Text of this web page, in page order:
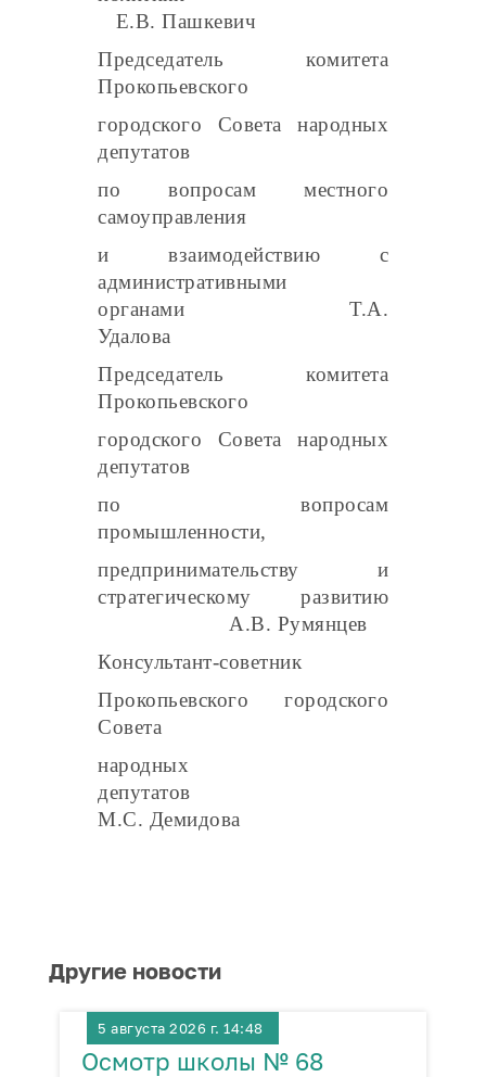
Е.В. Пашкевич
Председатель комитета
Прокопьевского
городского Совета народных
депутатов
по вопросам местного
самоуправления
и взаимодействию с
административными
органами Т.А.
Удалова
Председатель комитета
Прокопьевского
городского Совета народных
депутатов
по вопросам
промышленности,
предпринимательству и
стратегическому развитию
А.В. Румянцев
Консультант-советник
Прокопьевского городского
Совета
народных
депутатов
М.С. Демидова
Другие новости
5 августа 2026 г. 14:48
Осмотр школы № 68